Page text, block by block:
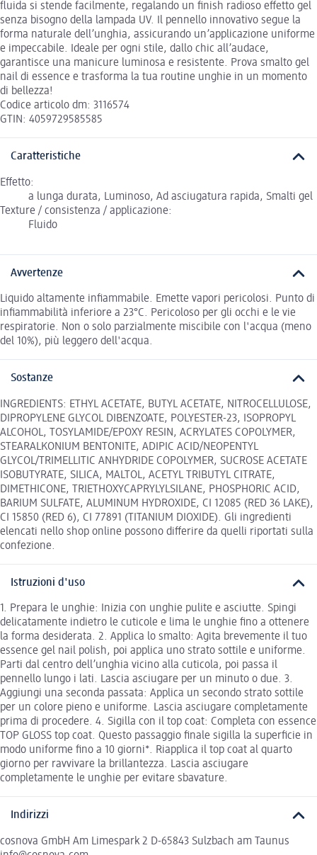
fluida si stende facilmente, regalando un finish radioso effetto gel
senza bisogno della lampada UV. Il pennello innovativo segue la
forma naturale dell’unghia, assicurando un’applicazione uniforme
e impeccabile. Ideale per ogni stile, dallo chic all’audace,
garantisce una manicure luminosa e resistente. Prova smalto gel
nail di essence e trasforma la tua routine unghie in un momento
di bellezza!
Codice articolo dm: 3116574
GTIN: 4059729585585
Caratteristiche
Effetto:
a lunga durata, Luminoso, Ad asciugatura rapida, Smalti gel
Texture / consistenza / applicazione:
Fluido
Avvertenze
Liquido altamente infiammabile. Emette vapori pericolosi. Punto di
infiammabilità inferiore a 23°C. Pericoloso per gli occhi e le vie
respiratorie. Non o solo parzialmente miscibile con l'acqua (meno
del 10%), più leggero dell'acqua.
Sostanze
INGREDIENTS: ETHYL ACETATE, BUTYL ACETATE, NITROCELLULOSE,
DIPROPYLENE GLYCOL DIBENZOATE, POLYESTER-23, ISOPROPYL
ALCOHOL, TOSYLAMIDE/EPOXY RESIN, ACRYLATES COPOLYMER,
STEARALKONIUM BENTONITE, ADIPIC ACID/NEOPENTYL
GLYCOL/TRIMELLITIC ANHYDRIDE COPOLYMER, SUCROSE ACETATE
ISOBUTYRATE, SILICA, MALTOL, ACETYL TRIBUTYL CITRATE,
DIMETHICONE, TRIETHOXYCAPRYLYLSILANE, PHOSPHORIC ACID,
BARIUM SULFATE, ALUMINUM HYDROXIDE, CI 12085 (RED 36 LAKE),
CI 15850 (RED 6), CI 77891 (TITANIUM DIOXIDE). Gli ingredienti
elencati nello shop online possono differire da quelli riportati sulla
confezione.
Istruzioni d'uso
1. Prepara le unghie: Inizia con unghie pulite e asciutte. Spingi
delicatamente indietro le cuticole e lima le unghie fino a ottenere
la forma desiderata. 2. Applica lo smalto: Agita brevemente il tuo
essence gel nail polish, poi applica uno strato sottile e uniforme.
Parti dal centro dell’unghia vicino alla cuticola, poi passa il
pennello lungo i lati. Lascia asciugare per un minuto o due. 3.
Aggiungi una seconda passata: Applica un secondo strato sottile
per un colore pieno e uniforme. Lascia asciugare completamente
prima di procedere. 4. Sigilla con il top coat: Completa con essence
TOP GLOSS top coat. Questo passaggio finale sigilla la superficie in
modo uniforme fino a 10 giorni*. Riapplica il top coat al quarto
giorno per ravvivare la brillantezza. Lascia asciugare
completamente le unghie per evitare sbavature.
Indirizzi
cosnova GmbH Am Limespark 2 D-65843 Sulzbach am Taunus